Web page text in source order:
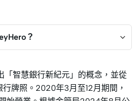
？
「智慧銀行新紀元」的概念，並從
牌照。2020年3月至12月期間，